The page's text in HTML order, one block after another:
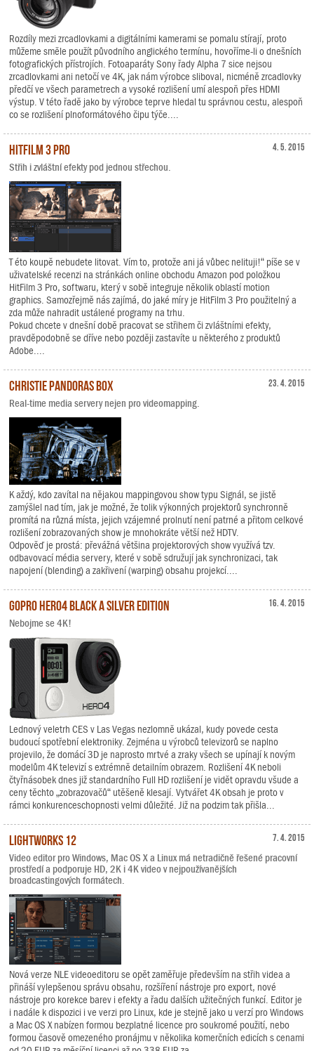
Rozdíly mezi zrcadlovkami a digitálními kamerami se pomalu stírají, proto
můžeme směle použít původního anglického termínu, hovoříme-li o dnešních
fotografických přístrojích. Fotoaparáty Sony řady Alpha 7 sice nejsou
zrcadlovkami ani netočí ve 4K, jak nám výrobce sliboval, nicméně zrcadlovky
předčí ve všech parametrech a vysoké rozlišení umí alespoň přes HDMI
výstup. V této řadě jako by výrobce teprve hledal tu správnou cestu, alespoň
co se rozlišení plnoformátového čipu týče....
4. 5. 2015
HitFilm 3 Pro
Střih i zvláštní efekty pod jednou střechou.
T éto koupě nebudete litovat. Vím to, protože ani já vůbec nelituji!“ píše se v
uživatelské recenzi na stránkách online obchodu Amazon pod položkou
HitFilm 3 Pro, softwaru, který v sobě integruje několik oblastí motion
graphics. Samozřejmě nás zajímá, do jaké míry je HitFilm 3 Pro použitelný a
zda může nahradit ustálené programy na trhu.
Pokud chcete v dnešní době pracovat se střihem či zvláštními efekty,
pravděpodobně se dříve nebo později zastavíte u některého z produktů
Adobe....
23. 4. 2015
Christie Pandoras Box
Real-time media servery nejen pro videomapping.
K aždý, kdo zavítal na nějakou mappingovou show typu Signál, se jistě
zamýšlel nad tím, jak je možné, že tolik výkonných projektorů synchronně
promítá na různá místa, jejich vzájemné prolnutí není patrné a přitom celkové
rozlišení zobrazovaných show je mnohokráte větší než HDTV.
Odpověď je prostá: převážná většina projektorových show využívá tzv.
odbavovací média servery, které v sobě sdružují jak synchronizaci, tak
napojení (blending) a zakřivení (warping) obsahu projekcí....
16. 4. 2015
GoPro HERO4 Black a Silver Edition
Nebojme se 4K!
Lednový veletrh CES v Las Vegas nezlomně ukázal, kudy povede cesta
budoucí spotřební elektroniky. Zejména u výrobců televizorů se naplno
projevilo, že domácí 3D je naprosto mrtvé a zraky všech se upínají k novým
modelům 4K televizí s extrémně detailním obrazem. Rozlišení 4K neboli
čtyřnásobek dnes již standardního Full HD rozlišení je vidět opravdu všude a
ceny těchto „zobrazovačů“ utěšeně klesají. Vytvářet 4K obsah je proto v
rámci konkurenceschopnosti velmi důležité. Již na podzim tak přišla...
7. 4. 2015
Lightworks 12
Video editor pro Windows, Mac OS X a Linux má netradičně řešené pracovní
prostředí a podporuje HD, 2K i 4K video v nejpoužívanějších
broadcastingových formátech.
Nová verze NLE videoeditoru se opět zaměřuje především na střih videa a
přináší vylepšenou správu obsahu, rozšíření nástroje pro export, nové
nástroje pro korekce barev i efekty a řadu dalších užitečných funkcí. Editor je
i nadále k dispozici i ve verzi pro Linux, kde je stejně jako u verzí pro Windows
a Mac OS X nabízen formou bezplatné licence pro soukromé použití, nebo
formou časově omezeného pronájmu v několika komerčních edicích s cenami